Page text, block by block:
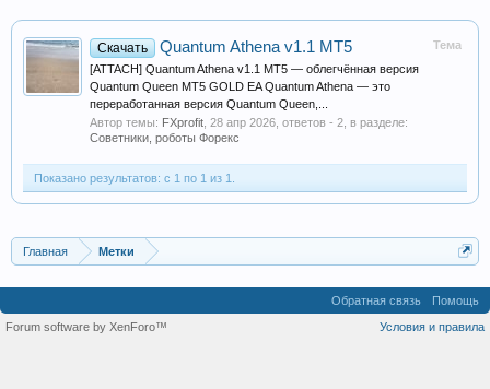
Тема
Скачать Quantum Athena v1.1 MT5
[ATTACH] Quantum Athena v1.1 MT5 — облегчённая версия
Quantum Queen MT5 GOLD EA Quantum Athena — это
переработанная версия Quantum Queen,...
Автор темы: FXprofit 28 апр 2026 , ответов - 2, в разделе:
Советники, роботы Форекс
Показано результатов: с 1 по 1 из 1.
Главная Метки
Обратная связь
Помощь
Условия и правила
Forum software by XenForo™